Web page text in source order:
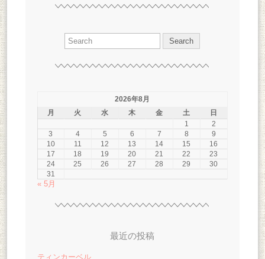
2026年8月
月
火 水 木 金 土
日
1
2
3
4 5 6 7 8
9
10
11 12 13 14 15
16
17
18 19 20 21 22
23
24
25 26 27 28 29
30
31
« 5月
最近の投稿
ティンカーベル